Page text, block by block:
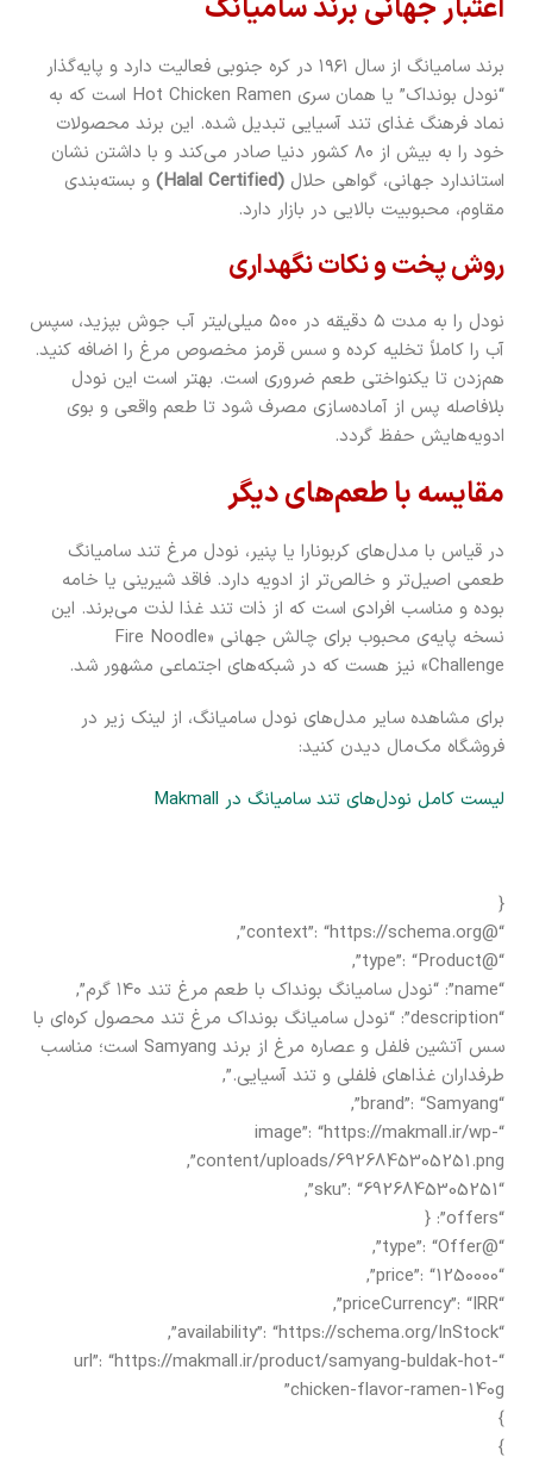
اعتبار جهانی برند سامیانگ
برند سامیانگ از سال ۱۹۶۱ در کره جنوبی فعالیت دارد و پایه‌گذار
“نودل بونداک” یا همان سری Hot Chicken Ramen است که به
نماد فرهنگ غذای تند آسیایی تبدیل شده. این برند محصولات
خود را به بیش از ۸۰ کشور دنیا صادر می‌کند و با داشتن نشان
استاندارد جهانی، گواهی حلال (Halal Certified)
و بسته‌بندی
مقاوم، محبوبیت بالایی در بازار دارد.
روش پخت و نکات نگهداری
نودل را به مدت ۵ دقیقه در ۵۰۰ میلی‌لیتر آب جوش بپزید، سپس
آب را کاملاً تخلیه کرده و سس قرمز مخصوص مرغ را اضافه کنید.
هم‌زدن تا یکنواختی طعم ضروری است. بهتر است این نودل
بلافاصله پس از آماده‌سازی مصرف شود تا طعم واقعی و بوی
ادویه‌هایش حفظ گردد.
مقایسه با طعم‌های دیگر
در قیاس با مدل‌های کربونارا یا پنیر، نودل مرغ تند سامیانگ
طعمی اصیل‌تر و خالص‌تر از ادویه دارد. فاقد شیرینی یا خامه
بوده و مناسب افرادی است که از ذات تند غذا لذت می‌برند. این
نسخه پایه‌ی محبوب برای چالش جهانی «Fire Noodle
Challenge» نیز هست که در شبکه‌های اجتماعی مشهور شد.
برای مشاهده سایر مدل‌های نودل سامیانگ، از لینک زیر در
فروشگاه مک‌مال دیدن کنید:
لیست کامل نودل‌های تند سامیانگ در Makmall
{
“@context”: “https://schema.org”,
“@type”: “Product”,
“name”: “نودل سامیانگ بونداک با طعم مرغ تند ۱۴۰ گرم”,
“description”: “نودل سامیانگ بونداک مرغ تند محصول کره‌ای با
سس آتشین فلفل و عصاره مرغ از برند Samyang است؛ مناسب
طرفداران غذاهای فلفلی و تند آسیایی.”,
“brand”: “Samyang”,
“image”: “https://makmall.ir/wp-
content/uploads/6926845305251.png”,
“sku”: “6926845305251”,
“offers”: {
“@type”: “Offer”,
“price”: “1250000”,
“priceCurrency”: “IRR”,
“availability”: “https://schema.org/InStock”,
“url”: “https://makmall.ir/product/samyang-buldak-hot-
chicken-flavor-ramen-140g”
}
}